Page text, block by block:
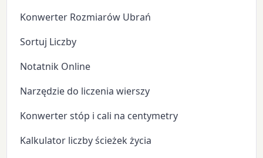
Konwerter Rozmiarów Ubrań
Sortuj Liczby
Notatnik Online
Narzędzie do liczenia wierszy
Konwerter stóp i cali na centymetry
Kalkulator liczby ścieżek życia